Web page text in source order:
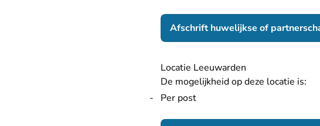
Afschrift huwelijkse of
Locatie Leeuwarden
De mogelijkheid op deze locatie is:
Per post